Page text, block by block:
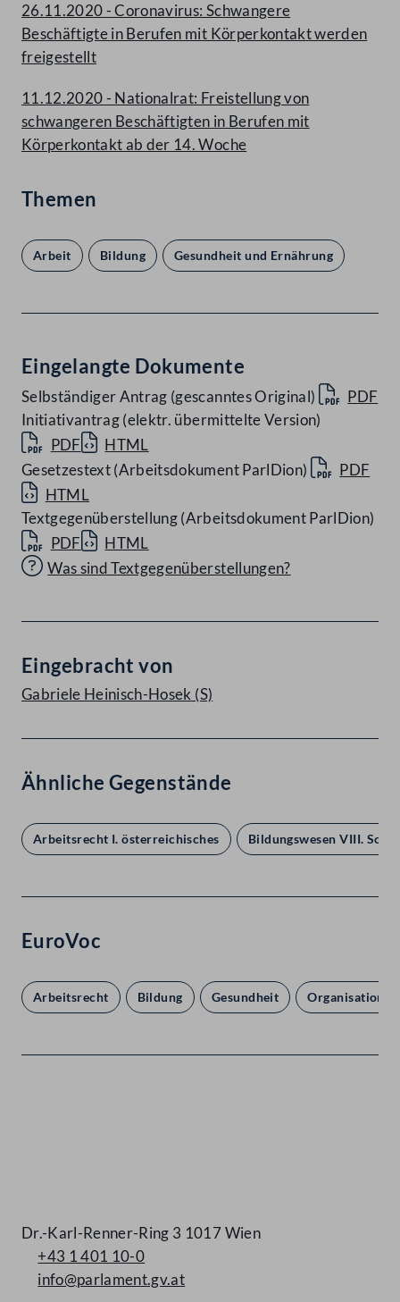
26.11.2020 - Coronavirus: Schwangere
Beschäftigte in Berufen mit Körperkontakt werden
freigestellt
11.12.2020 - Nationalrat: Freistellung von
schwangeren Beschäftigten in Berufen mit
Körperkontakt ab der 14. Woche
Themen
Arbeit Bildung Gesundheit und Ernährung
Eingelangte Dokumente
Selbständiger Antrag (gescanntes Original)
PDF
Initiativantrag (elektr. übermittelte Version)
PDF
HTML
Gesetzestext (Arbeitsdokument ParlDion)
PDF
HTML
Textgegenüberstellung (Arbeitsdokument ParlDion)
PDF
HTML
Was sind Textgegenüberstellungen?
Eingebracht von
Gabriele Heinisch-Hosek (S)
Ähnliche Gegenstände
Arbeitsrecht I. österreichisches Bildungswesen VIII.
EuroVoc
Arbeitsrecht Bildung Gesundheit Organisation
Dr.-Karl-Renner-Ring 3 1017 Wien
+43 1 401 10-0
info@parlament.gv.at